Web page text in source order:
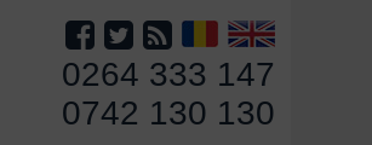
0264 333 147
0742 130 130